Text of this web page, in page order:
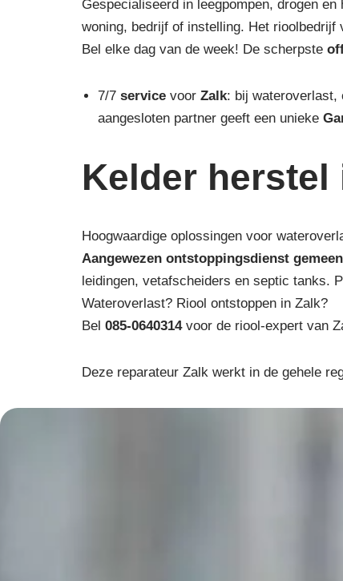
Gespecialiseerd in leegpompen, drogen en
woning, bedrijf of instelling. Het
Bel elke dag van de week! De scherpste
7/7 service voor Zalk: bij wateroverlast,
aangesloten partner geeft een unieke
Kelder herstel
Hoogwaardige oplossingen voor
Aangewezen ontstoppingsdienst
leidingen, vetafscheiders en septic tanks.
Wateroverlast? Riool ontstoppen in Zalk?
Bel 085-0640314 voor de riool-expert van
Deze reparateur Zalk werkt in de gehele